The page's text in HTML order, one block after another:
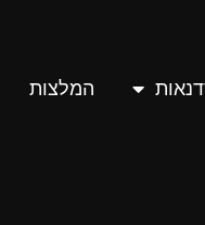
המלצות